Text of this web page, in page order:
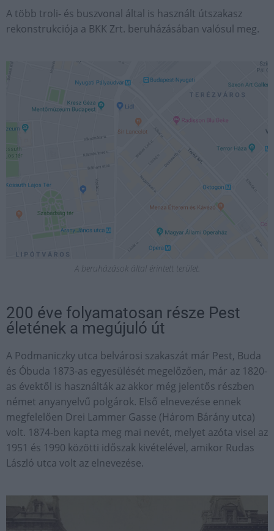
A több troli- és buszvonal által is használt útszakasz
rekonstrukciója a BKK Zrt. beruházásában valósul meg.
A beruházások által érintett terület.
200 éve folyamatosan része Pest
életének a megújuló út
A Podmaniczky utca belvárosi szakaszát már Pest, Buda
és Óbuda 1873-as egyesülését megelőzően, már az 1820-
as évektől is használták az akkor még jelentős részben
német anyanyelvű polgárok. Első elnevezése ennek
megfelelően Drei Lammer Gasse (Három Bárány utca)
volt. 1874-ben kapta meg mai nevét, melyet azóta visel az
1951 és 1990 közötti időszak kivételével, amikor Rudas
László utca volt az elnevezése.